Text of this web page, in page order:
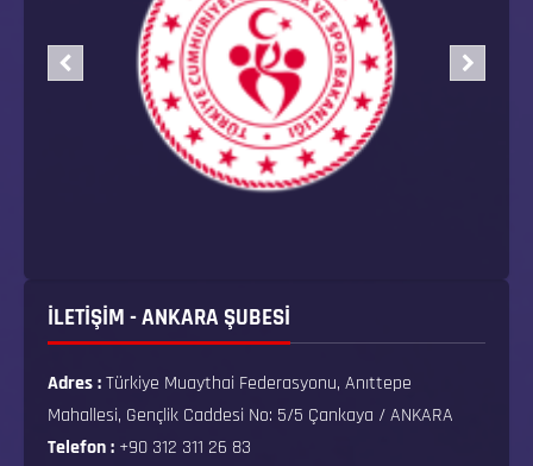
İLETİŞİM - ANKARA ŞUBESİ
Adres :Türkiye Muaythai Federasyonu, Anıttepe
Mahallesi, Gençlik Caddesi No: 5/5 Çankaya / ANKARA
Telefon : +90 312 311 26 83